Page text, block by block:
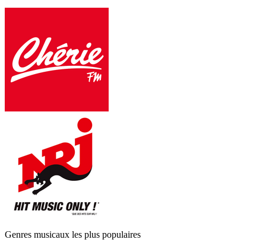
Genres musicaux les plus populaires